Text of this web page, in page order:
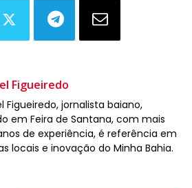
Figueiredo
Figueiredo, jornalista baiano,
em Feira de Santana, com mais
de experiência, é referência em
locais e inovação do Minha Bahia.